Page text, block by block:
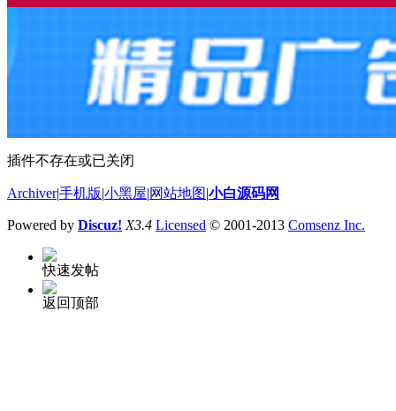
插件不存在或已关闭
Archiver|手机版 小黑屋 网站地图 小白源码网
Powered by Discuz! X3.4 Licensed © 2001-2013 Comsenz Inc.
快速发帖
返回顶部